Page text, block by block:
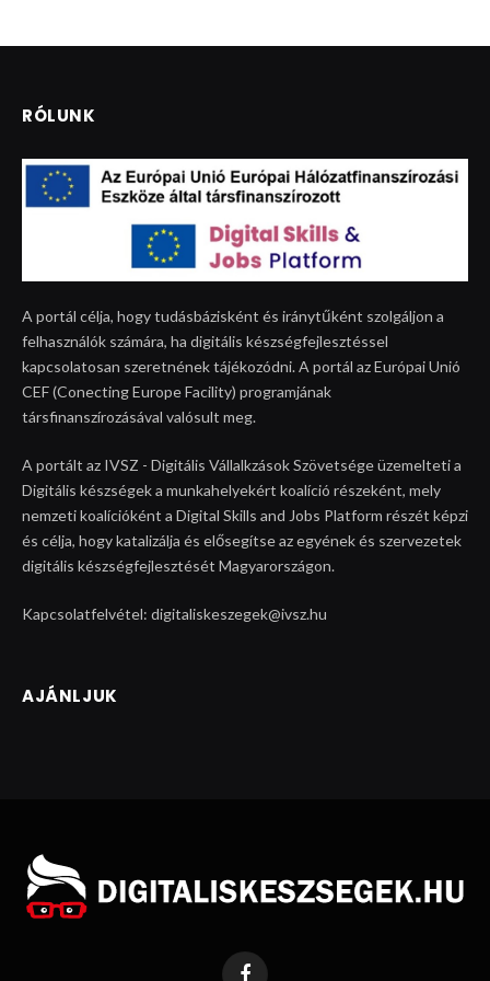
RÓLUNK
A portál célja, hogy tudásbázisként és iránytűként szolgáljon a
felhasználók számára, ha digitális készségfejlesztéssel
kapcsolatosan szeretnének tájékozódni. A portál az Európai Unió
CEF (Conecting Europe Facility) programjának
társfinanszírozásával valósult meg.
A portált az IVSZ - Digitális Vállalkzások Szövetsége üzemelteti a
Digitális készségek a munkahelyekért koalíció részeként, mely
nemzeti koalícióként a Digital Skills and Jobs Platform részét képzi
és célja, hogy katalizálja és elősegítse az egyének és szervezetek
digitális készségfejlesztését Magyarországon.
Kapcsolatfelvétel: digitaliskeszegek@ivsz.hu
AJÁNLJUK